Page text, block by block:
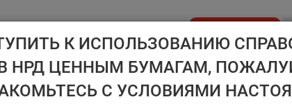
API NSD ДИСК НРД ЦЕНОВОЙ ЦЕНТР
К ИСПОЛЬЗОВАНИЮ
НРД ЦЕННЫМ БУМАГАМ,
С УСЛОВИЯМИ